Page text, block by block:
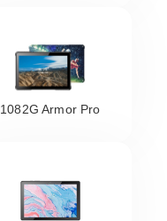
1082G Armor Pro